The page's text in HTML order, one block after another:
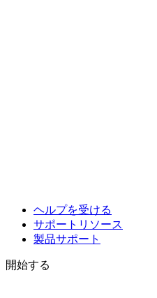
ヘルプを受ける
サポートリソース
製品サポート
開始する